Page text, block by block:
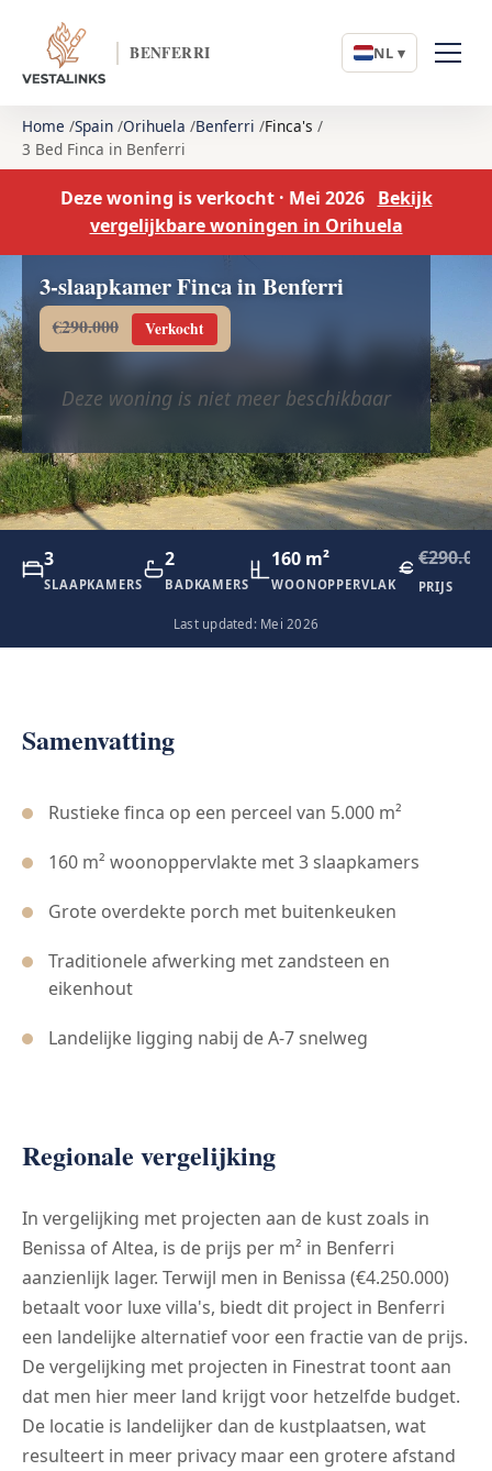
BENFERRI NL ▾
Home Spain Orihuela Benferri Finca's
3 Bed Finca in Benferri
Deze woning is verkocht · Mei 2026
Bekijk
vergelijkbare woningen in Orihuela
3-slaapkamer Finca in Benferri
€290.000 Verkocht
Deze woning is niet meer beschikbaar
3
SLAAPKAMERS
2
BADKAMERS
160 m²
WOONOPPERVLAK
€290.000
PRIJS
Last updated: Mei 2026
Samenvatting
Rustieke finca op een perceel van 5.000 m²
160 m² woonoppervlakte met 3 slaapkamers
Grote overdekte porch met buitenkeuken
Traditionele afwerking met zandsteen en
eikenhout
Landelijke ligging nabij de A-7 snelweg
Regionale vergelijking
In vergelijking met projecten aan de kust zoals in
Benissa of Altea, is de prijs per m² in Benferri
aanzienlijk lager. Terwijl men in Benissa (€4.250.000)
betaalt voor luxe villa's, biedt dit project in Benferri
een landelijke alternatief voor een fractie van de prijs.
De vergelijking met projecten in Finestrat toont aan
dat men hier meer land krijgt voor hetzelfde budget.
De locatie is landelijker dan de kustplaatsen, wat
resulteert in meer privacy maar een grotere afstand